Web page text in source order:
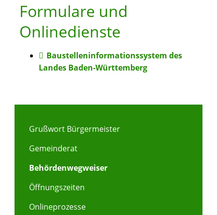
Formulare und
Onlinedienste
Baustelleninformationssystem des
Landes Baden-Württemberg
Grußwort Bürgermeister
Gemeinderat
Behördenwegweiser
Öffnungszeiten
Onlineprozesse